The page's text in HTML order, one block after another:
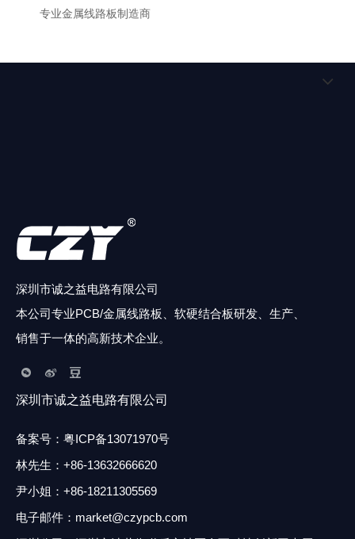
专业金属线路板制造商
深圳市诚之益电路有限公司
本公司专业PCB/金属线路板、软硬结合板研发、生产、
销售于一体的高新技术企业。
深圳市诚之益电路有限公司
备案号： 粤ICP备13071970号
林先生 ： +86-13632666620
尹小姐：+86-18211305569
电子邮件：market@czypcb.com